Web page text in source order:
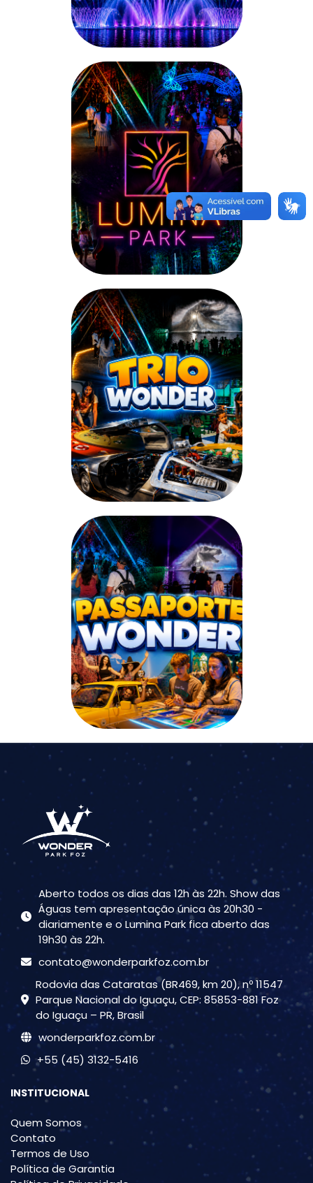
Aberto todos os dias das 12h às 22h. Show das
Águas tem apresentação única às 20h30 -
diariamente e o Lumina Park fica aberto das
19h30 às 22h.
contato@wonderparkfoz.com.br
Rodovia das Cataratas (BR469, km 20), nº 11547
Parque Nacional do Iguaçu, CEP: 85853-881 Foz
do Iguaçu – PR, Brasil
wonderparkfoz.com.br
+55 (45) 3132-5416
INSTITUCIONAL
Quem Somos
Contato
Termos de Uso
Política de Garantia